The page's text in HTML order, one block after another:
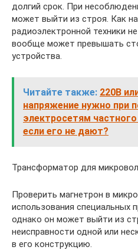
долгий срок. При
может выйти из строя. Как
радиоэлектронной техники
вообще может превышать
устройства.
Читайте также: 220В
напряжение нужно при
электросетям
если его не дают?
Трансформатор для
Проверить магнетрон в
использования специальных
однако он может выйти из
неисправности одной или
в его конструкцию.